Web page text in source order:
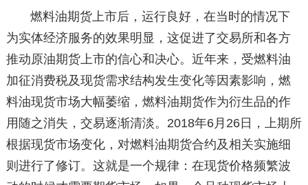
燃料油期货上市后，运行良好，在当时的情况下
为实体经济服务的效果明显，这促进了交易所和各方
推动原油期货上市的信心和决心。近年来，受燃料油
加征消费税及现货需求结构发生变化等因素影响，燃
料油现货市场大幅萎缩，燃料油期货作为衍生品的作
用随之消失，交易逐渐清淡。2018年6月26日，上期所
根据现货市场变化，对燃料油期货合约及相关实施细
则进行了修订。这就是一个规律：在现货价格频繁波